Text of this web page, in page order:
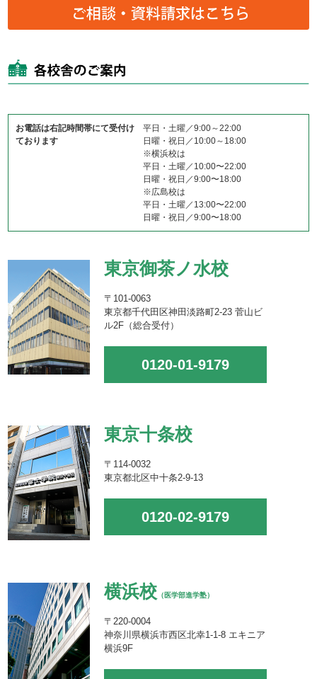
お電話は右記時間帯にて受付け
ております
平日・土曜／9:00～22:00
日曜・祝日／10:00～18:00
※横浜校は
平日・土曜／10:00〜22:00
日曜・祝日／9:00〜18:00
※広島校は
平日・土曜／13:00〜22:00
日曜・祝日／9:00〜18:00
東京御茶ノ水校
〒101-0063
東京都千代田区神田淡路町2-23 菅山ビ
ル2F（総合受付）
0120-01-9179
東京十条校
〒114-0032
東京都北区中十条2-9-13
0120-02-9179
横浜校 （医学部進学塾）
〒220-0004
神奈川県横浜市西区北幸1-1-8 エキニア
横浜9F